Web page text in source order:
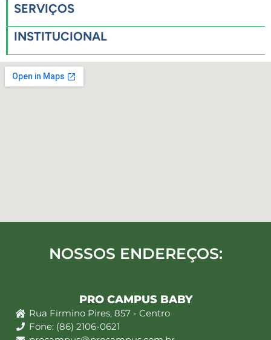
SERVIÇOS
INSTITUCIONAL
NOSSOS ENDEREÇOS:
PRO CAMPUS BABY
Rua Firmino Pires, 857 - Centro
Fone: (86) 2106-0621